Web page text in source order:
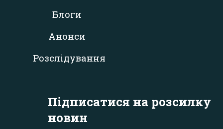
Блоги
Анонси
Розслідування
Підписатися на розсилку
новин